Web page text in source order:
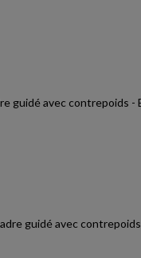
guidé avec contrepoids